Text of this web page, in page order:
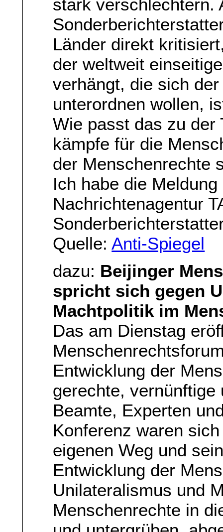
stark verschlechtern.
Länder direkt
der weltweit
verhängt, die sich
unterordnen wollen,
Wie passt das zu der
kämpfe für die
der Menschenrechte
Ich habe die
Nachrichtenagentur
Quelle:Anti-Spiegel
dazu: Beijinger
spricht sich gegen
Machtpolitik im
Das am Dienstag
Entwicklung der
gerechte,
Beamte, Experten
Konferenz waren
eigenen Weg und
Entwicklung der
Unilateralismus und
Menschenrechte in